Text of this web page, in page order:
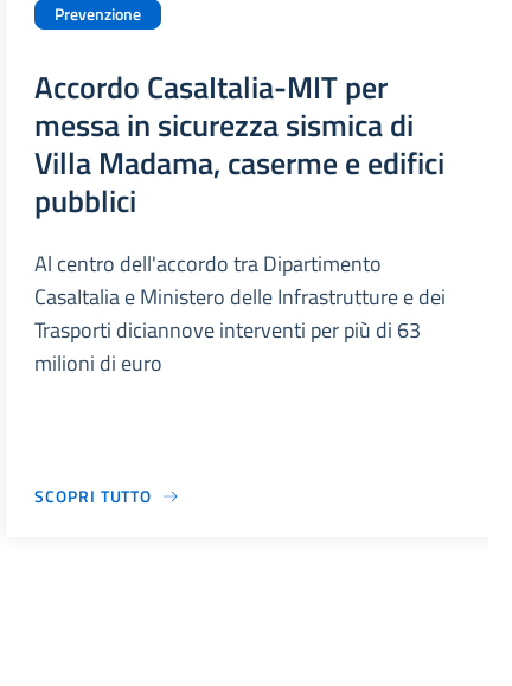
Prevenzione
Accordo CasaItalia-MIT per
messa in sicurezza sismica di
Villa Madama, caserme e edifici
pubblici
Al centro dell'accordo tra Dipartimento
CasaItalia e Ministero delle Infrastrutture e dei
Trasporti diciannove interventi per più di 63
milioni di euro
SCOPRI TUTTO